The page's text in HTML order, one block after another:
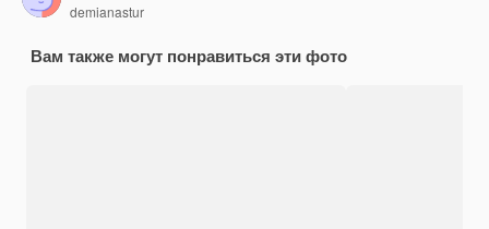
demianastur
Вам также могут понравиться эти фото